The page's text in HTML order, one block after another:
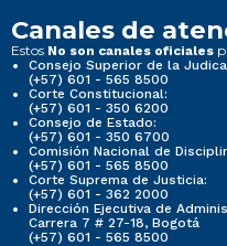
Canales de
Estos No son canales oficiales
Consejo Superior de la
(+57) 601 - 565 8500
Corte Constitucional:
(+57) 601 - 350 6200
Consejo de Estado:
(+57) 601 - 350 6700
Comisión Nacional de
(+57) 601 - 565 8500
Corte Suprema de Justicia:
(+57) 601 - 362 2000
Dirección Ejecutiva de
Carrera 7 # 27-18, Bogotá
(+57) 601 - 565 8500